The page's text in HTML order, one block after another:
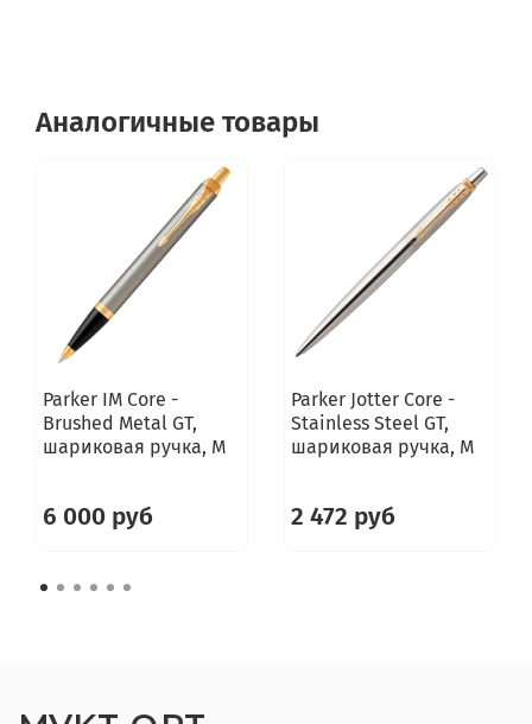
Аналогичные товары
Parker IM Core -
Brushed Metal GT,
шариковая ручка, M
6 000 руб
Parker Jotter Core -
Stainless Steel GT,
шариковая ручка, M
2 472 руб